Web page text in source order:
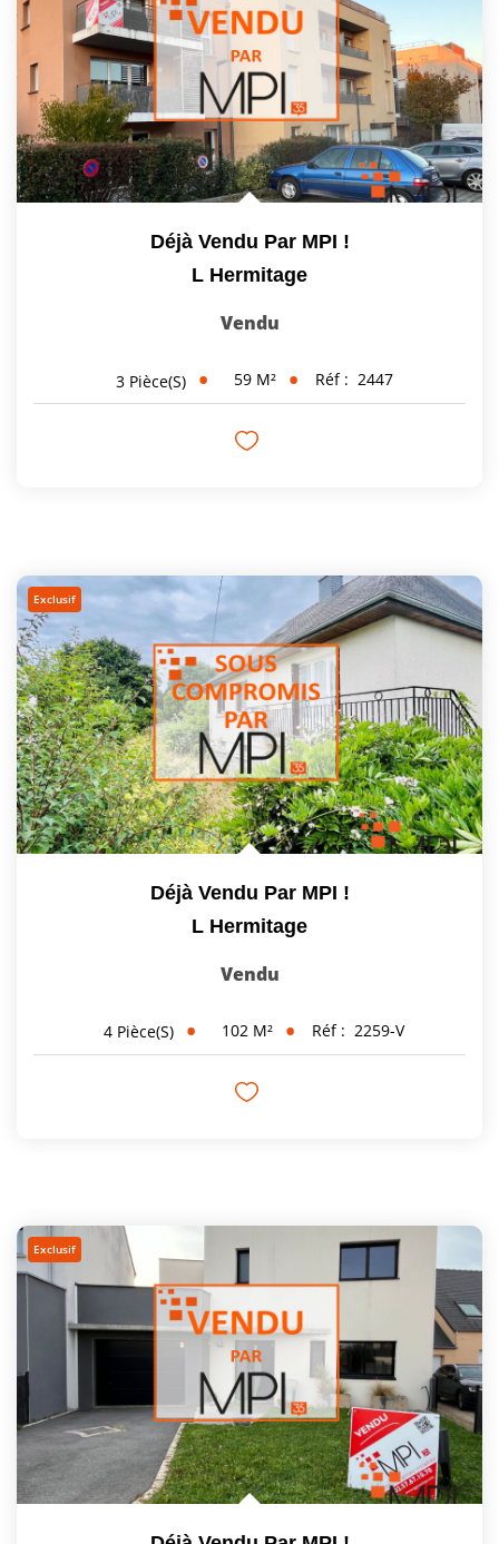
Déjà Vendu Par MPI !
L Hermitage
Vendu
3 Pièce(s) 59 M² Réf : 2447
Exclusif
Déjà Vendu Par MPI !
L Hermitage
Vendu
4 Pièce(s) 102 M² Réf : 2259-V
Exclusif